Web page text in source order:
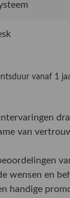
vanaf 1
van
wensen en
handige